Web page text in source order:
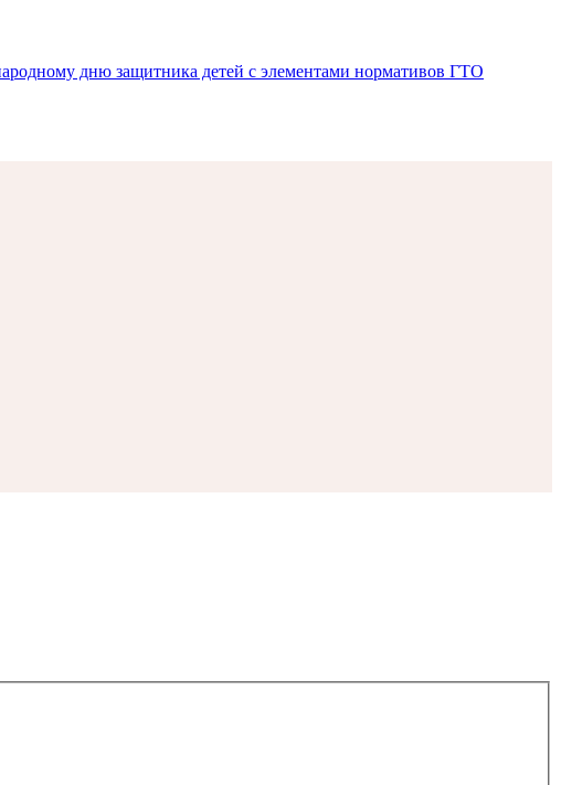
дню защитника детей с элементами нормативов ГТО